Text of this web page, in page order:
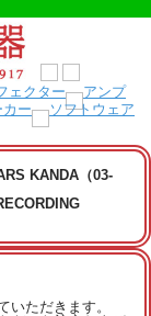
KANDA（03-
いただきます。